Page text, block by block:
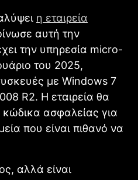
η εταιρεία
αυτή την
την υπηρεσία micro-
του 2025,
με Windows 7
R2. Η εταιρεία θα
ασφαλείας για
που είναι πιθανό να
αλλά είναι